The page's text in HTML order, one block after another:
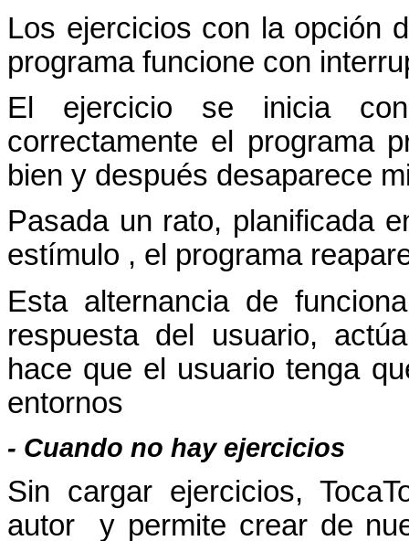
Los ejercicios con la opción
programa funcione con
El ejercicio se inicia
correctamente el programa
bien y después desaparece
Pasada un rato, planificada
estímulo , el programa
Esta alternancia de
respuesta del usuario,
hace que el usuario tenga
entornos
- Cuando no hay ejercicios
Sin cargar ejercicios,
autor y permite crear de